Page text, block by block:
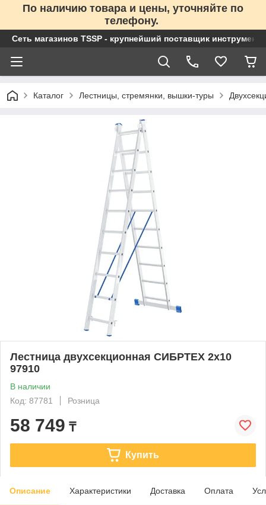
По наличию товара и цены, уточняйте по
телефону.
Сеть магазинов TSSP - крупнейший поставщик
Каталог Лестницы, стремянки, вышки-туры
Лестница двухсекционная СИБРТЕХ 2х10
97910
В наличии
Код: 87781
Розница
58 749 ₸
Купить
Описание Характеристики Доставка Оплата